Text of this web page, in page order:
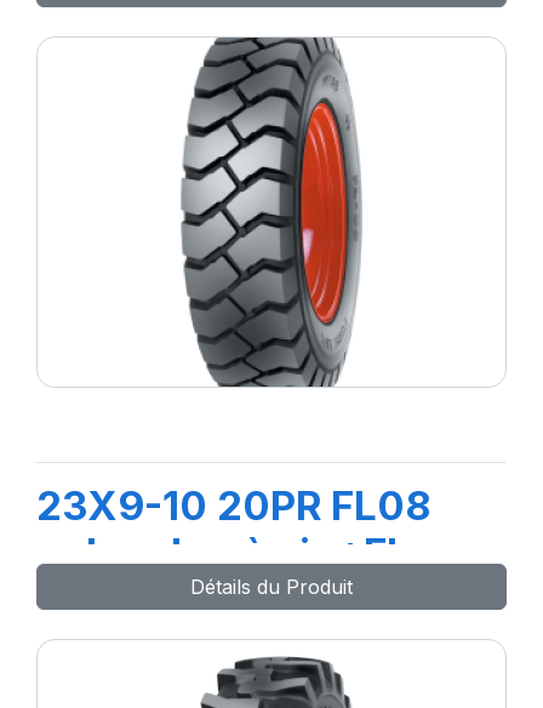
23X9-10 20PR FL08
+chambre à air +Flap
Détails du Produit